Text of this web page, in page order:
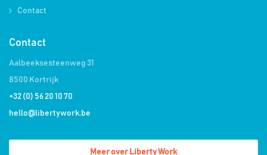
Contact
Contact
Aalbeeksesteenweg 31
8500 Kortrijk
+32 (0) 56 20 10 70
hello@libertywork.be
Meer over Liberty Work